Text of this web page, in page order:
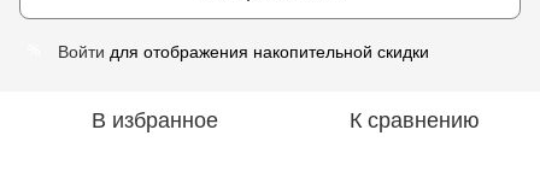
Войти для отображения накопительной скидки
В избранное К сравнению